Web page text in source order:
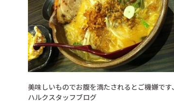
美味しいものでお腹を満たされるとご機嫌です、
ハルクスタッフブログ